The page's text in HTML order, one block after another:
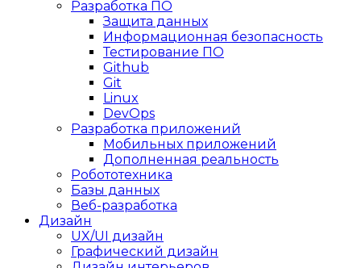
Разработка ПО
Защита данных
Информационная безопасность
Тестирование ПО
Github
Git
Linux
DevOps
Разработка приложений
Мобильных приложений
Дополненная реальность
Робототехника
Базы данных
Веб-разработка
Дизайн
UX/UI дизайн
Графический дизайн